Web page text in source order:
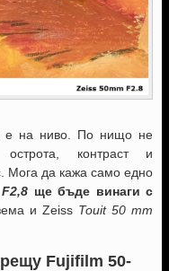
е на ниво. По нищо не
контраст и
Мога да кажа само едно
ще бъде винаги с
и Zeiss Touit 50 mm
Fujifilm 50-